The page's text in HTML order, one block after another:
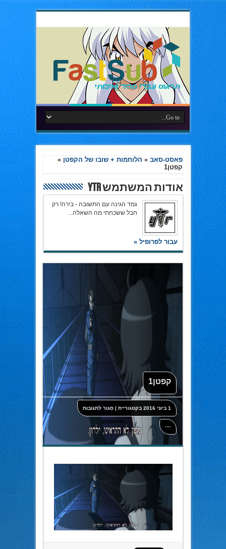
פאסט-סאב » הלוחמות + שובו של הקפטן »
קפטן1
אודות המשתמש YTR
גמד הגינה עם התשובה - בירה! רק
חבל ששכחתי מה השאלה...
עבור לפרופיל »
קפטן1
1 ביוני 2016 בקטגוריית |סגור לתגובותעל
קפטן1
----